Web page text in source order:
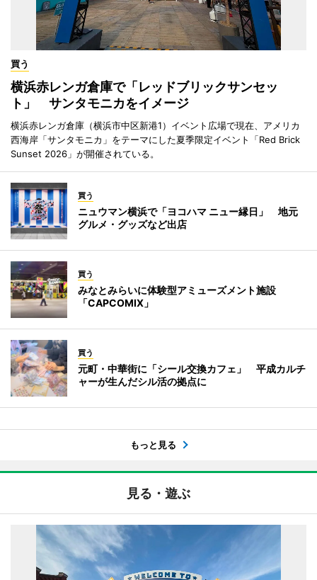
買う
横浜赤レンガ倉庫で「レッドブリックサンセッ
ト」 サンタモニカをイメージ
横浜赤レンガ倉庫（横浜市中区新港1）イベント広場で現在、アメリカ
西海岸「サンタモニカ」をテーマにした夏季限定イベント「Red Brick
Sunset 2026」が開催されている。
買う
ニュウマン横浜で「ヨコハマ ニュー縁日」 地元
グルメ・グッズなど出店
買う
みなとみらいに体験型アミューズメント施設
「CAPCOMIX」
買う
元町・中華街に「シール交換カフェ」 平成カルチ
ャーが生んだシル活の拠点に
もっと見る
見る・遊ぶ